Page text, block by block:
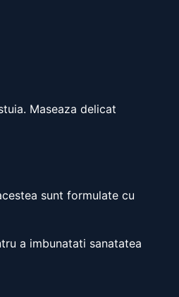
Maseaza delicat
sunt formulate cu
a imbunatati sanatatea